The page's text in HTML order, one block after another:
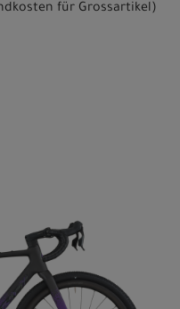
für Grossartikel)